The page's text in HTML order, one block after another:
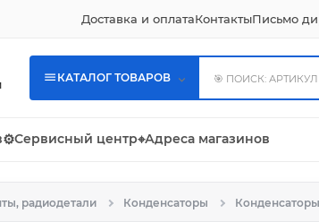
Доставка и оплатаКонтактыПисьмо
КАТАЛОГ ТОВАРОВ
⚙Сервисный центр⌖Адреса магазинов
радиодетали Конденсаторы